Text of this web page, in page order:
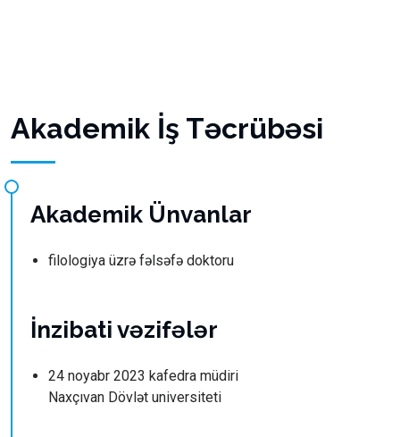
Akademik İş Təcrübəsi
Akademik Ünvanlar
filologiya üzrə fəlsəfə doktoru
İnzibati vəzifələr
24 noyabr 2023 kafedra müdiri
Naxçıvan Dövlət universiteti